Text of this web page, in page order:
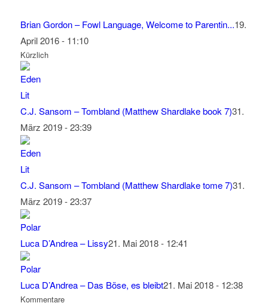
Brian Gordon – Fowl Language, Welcome to Parentin...19.
April 2016 - 11:10
Kürzlich
C.J. Sansom – Tombland (Matthew Shardlake book 7)31.
März 2019 - 23:39
C.J. Sansom – Tombland (Matthew Shardlake tome 7)31.
März 2019 - 23:37
Luca D’Andrea – Lissy21. Mai 2018 - 12:41
Luca D’Andrea – Das Böse, es bleibt21. Mai 2018 - 12:38
Kommentare